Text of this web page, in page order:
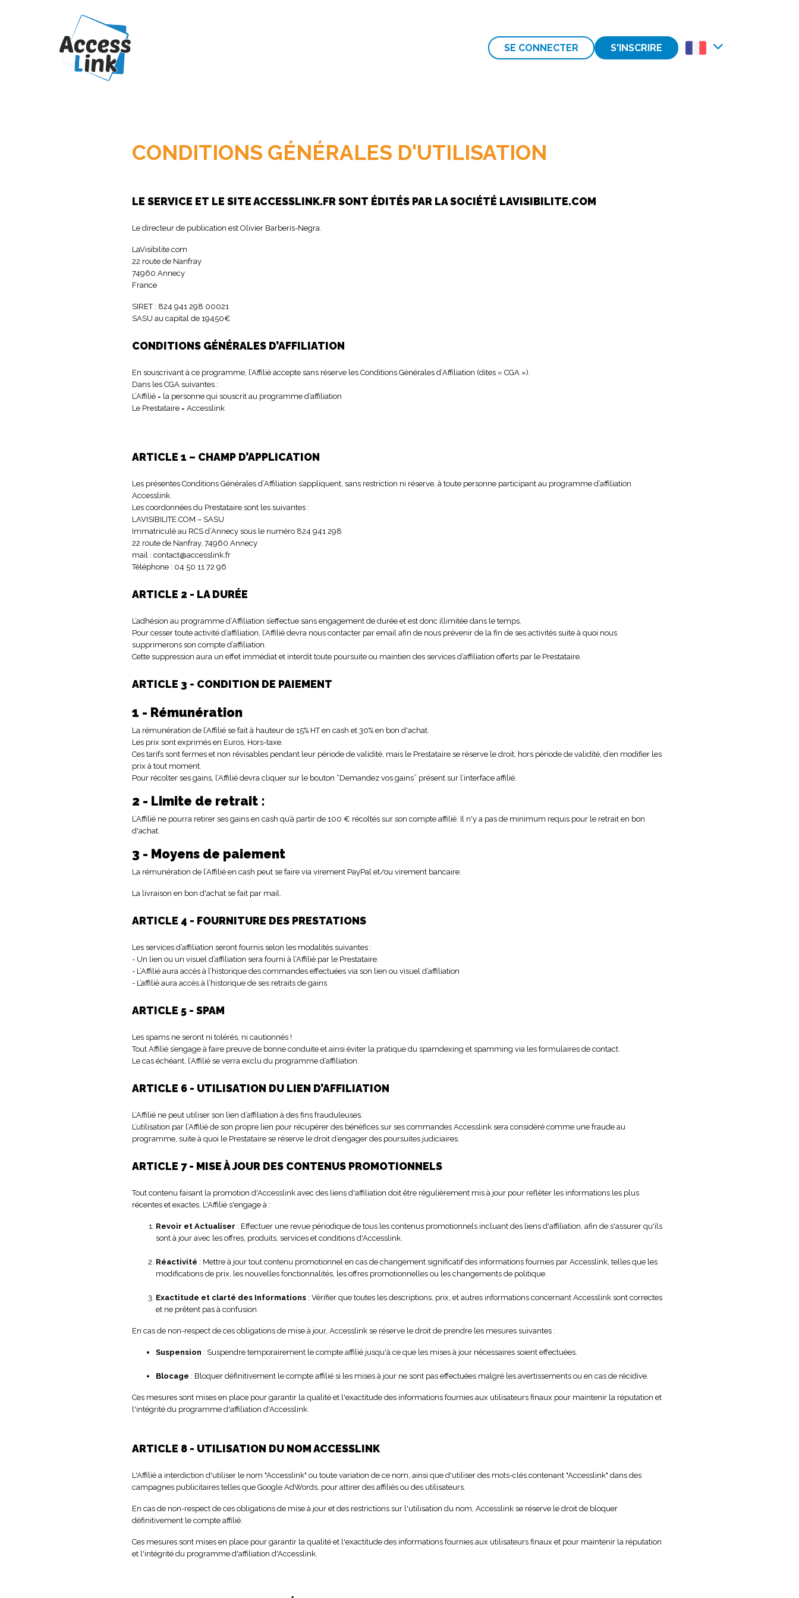
SE CONNECTER S'INSCRIRE
CONDITIONS GÉNÉRALES D'UTILISATION
LE SERVICE ET LE SITE ACCESSLINK.FR SONT ÉDITÉS PAR LA SOCIÉTÉ LAVISIBILITE.COM
Le directeur de publication est Olivier Barberis-Negra.
LaVisibilite.com
22 route de Nanfray
74960 Annecy
France
SIRET : 824 941 298 00021
SASU au capital de 19450€
CONDITIONS GÉNÉRALES D’AFFILIATION
En souscrivant à ce programme, l’Affilié accepte sans réserve les Conditions Générales d’Affiliation (dites « CGA »).
Dans les CGA suivantes :
L’Affilié = la personne qui souscrit au programme d’affiliation
Le Prestataire = Accesslink
ARTICLE 1 – CHAMP D’APPLICATION
Les présentes Conditions Générales d’Affiliation s’appliquent, sans restriction ni réserve, à toute personne participant au programme d’affiliation
Accesslink.
Les coordonnées du Prestataire sont les suivantes :
LAVISIBILITE.COM – SASU
Immatriculé au RCS d’Annecy sous le numéro 824 941 298
22 route de Nanfray, 74960 Annecy
mail : contact@accesslink.fr
Téléphone : 04 50 11 72 96
ARTICLE 2 - LA DURÉE
L’adhésion au programme d’Affiliation s’effectue sans engagement de durée et est donc illimitée dans le temps.
Pour cesser toute activité d’affiliation, l’Affilié devra nous contacter par email afin de nous prévenir de la fin de ses activités suite à quoi nous
supprimerons son compte d’affiliation.
Cette suppression aura un effet immédiat et interdit toute poursuite ou maintien des services d’affiliation offerts par le Prestataire.
ARTICLE 3 - CONDITION DE PAIEMENT
1 - Rémunération
La rémunération de l’Affilié se fait à hauteur de 15% HT en cash et 30% en bon d'achat.
Les prix sont exprimés en Euros, Hors-taxe.
Ces tarifs sont fermes et non révisables pendant leur période de validité, mais le Prestataire se réserve le droit, hors période de validité, d’en modifier les
prix à tout moment.
Pour récolter ses gains, l’Affilié devra cliquer sur le bouton “Demandez vos gains” présent sur l’interface affilié.
2 - Limite de retrait :
L’Affilié ne pourra retirer ses gains en cash qu’à partir de 100 € récoltés sur son compte affilié. Il n'y a pas de minimum requis pour le retrait en bon
d'achat.
3 - Moyens de paiement
La rémunération de l’Affilié en cash peut se faire via virement PayPal et/ou virement bancaire.
La livraison en bon d'achat se fait par mail.
ARTICLE 4 - FOURNITURE DES PRESTATIONS
Les services d’affiliation seront fournis selon les modalités suivantes :
- Un lien ou un visuel d’affiliation sera fourni à l’Affilié par le Prestataire.
- L’Affilié aura accès à l’historique des commandes effectuées via son lien ou visuel d’affiliation
- L’affilié aura accès à l’historique de ses retraits de gains
ARTICLE 5 - SPAM
Les spams ne seront ni tolérés, ni cautionnés !
Tout Affilié s’engage à faire preuve de bonne conduite et ainsi éviter la pratique du spamdexing et spamming via les formulaires de contact.
Le cas échéant, l’Affilié se verra exclu du programme d’affiliation.
ARTICLE 6 - UTILISATION DU LIEN D’AFFILIATION
L’Affilié ne peut utiliser son lien d’affiliation à des fins frauduleuses.
L’utilisation par l’Affilié de son propre lien pour récupérer des bénéfices sur ses commandes Accesslink sera considéré comme une fraude au
programme, suite à quoi le Prestataire se réserve le droit d’engager des poursuites judiciaires.
ARTICLE 7 - MISE À JOUR DES CONTENUS PROMOTIONNELS
Tout contenu faisant la promotion d'Accesslink avec des liens d'affiliation doit être régulièrement mis à jour pour refléter les informations les plus
récentes et exactes. L'Affilié s'engage à :
Revoir et Actualiser : Effectuer une revue périodique de tous les contenus promotionnels incluant des liens d'affiliation, afin de s'assurer qu'ils
sont à jour avec les offres, produits, services et conditions d'Accesslink.
Réactivité : Mettre à jour tout contenu promotionnel en cas de changement significatif des informations fournies par Accesslink, telles que les
modifications de prix, les nouvelles fonctionnalités, les offres promotionnelles ou les changements de politique.
Exactitude et clarté des Informations : Vérifier que toutes les descriptions, prix, et autres informations concernant Accesslink sont correctes
et ne prêtent pas à confusion.
En cas de non-respect de ces obligations de mise à jour, Accesslink se réserve le droit de prendre les mesures suivantes :
Suspension : Suspendre temporairement le compte affilié jusqu'à ce que les mises à jour nécessaires soient effectuées.
Blocage : Bloquer définitivement le compte affilié si les mises à jour ne sont pas effectuées malgré les avertissements ou en cas de récidive.
Ces mesures sont mises en place pour garantir la qualité et l'exactitude des informations fournies aux utilisateurs finaux pour maintenir la réputation et
l'intégrité du programme d'affiliation d'Accesslink.
ARTICLE 8 - UTILISATION DU NOM ACCESSLINK
L'Affilié a interdiction d'utiliser le nom "Accesslink" ou toute variation de ce nom, ainsi que d'utiliser des mots-clés contenant "Accesslink" dans des
campagnes publicitaires telles que Google AdWords, pour attirer des affiliés ou des utilisateurs.
En cas de non-respect de ces obligations de mise à jour et des restrictions sur l'utilisation du nom, Accesslink se réserve le droit de bloquer
définitivement le compte affilié.
Ces mesures sont mises en place pour garantir la qualité et l'exactitude des informations fournies aux utilisateurs finaux et pour maintenir la réputation
et l'intégrité du programme d'affiliation d'Accesslink.